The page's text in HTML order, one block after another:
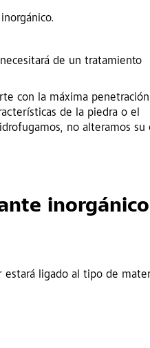
de un tratamiento
con la máxima penetración
de la piedra o el
no alteramos su
inorgánico
estará ligado al tipo de